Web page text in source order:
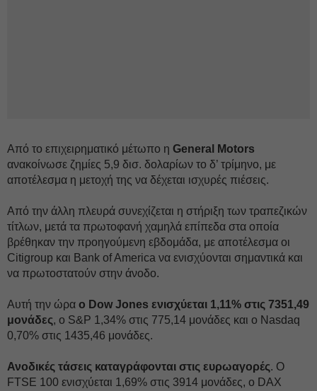
Από το επιχειρηματικό μέτωπο η General Motors
ανακοίνωσε ζημίες 5,9 δισ. δολαρίων το δ’ τρίμηνο, με
αποτέλεσμα η μετοχή της να δέχεται ισχυρές πιέσεις.
Από την άλλη πλευρά συνεχίζεται η στήριξη των τραπεζικών
τίτλων, μετά τα πρωτοφανή χαμηλά επίπεδα στα οποία
βρέθηκαν την προηγούμενη εβδομάδα, με αποτέλεσμα οι
Citigroup και Bank of America να ενισχύονται σημαντικά και
να πρωτοστατούν στην άνοδο.
Αυτή την ώρα ο Dow Jones ενισχύεται 1,11% στις 7351,49
μονάδες, ο S&P 1,34% στις 775,14 μονάδες και ο Nasdaq
0,70% στις 1435,46 μονάδες.
Ανοδικές τάσεις καταγράφονται στις ευρωαγορές. Ο
FTSE 100 ενισχύεται 1,69% στις 3914 μονάδες, ο DAX